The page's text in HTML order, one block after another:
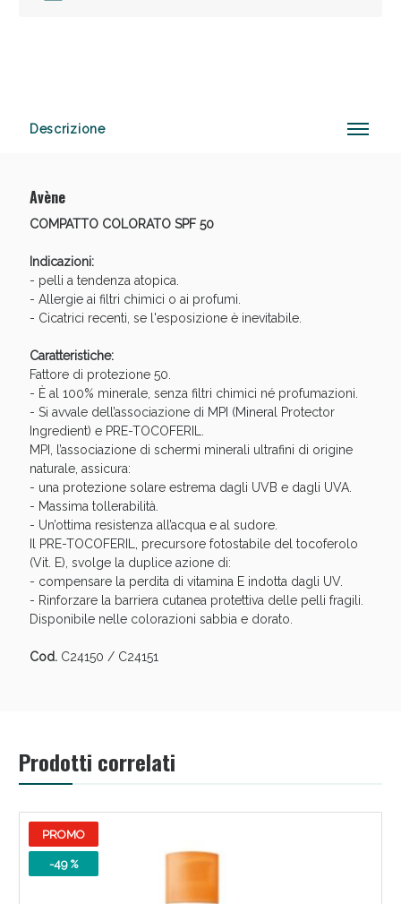
Descrizione
Avène
COMPATTO COLORATO SPF 50
Indicazioni:
- pelli a tendenza atopica.
- Allergie ai filtri chimici o ai profumi.
- Cicatrici recenti, se l'esposizione è inevitabile.
Caratteristiche:
Fattore di protezione 50.
- È al 100% minerale, senza filtri chimici né profumazioni.
- Si avvale dell’associazione di MPI (Mineral Protector
Ingredient) e PRE-TOCOFERIL.
MPI, l’associazione di schermi minerali ultrafini di origine
naturale, assicura:
- una protezione solare estrema dagli UVB e dagli UVA.
- Massima tollerabilità.
- Un’ottima resistenza all’acqua e al sudore.
Il PRE-TOCOFERIL, precursore fotostabile del tocoferolo
(Vit. E), svolge la duplice azione di:
- compensare la perdita di vitamina E indotta dagli UV.
- Rinforzare la barriera cutanea protettiva delle pelli fragili.
Disponibile nelle colorazioni sabbia e dorato.
Cod.C24150 / C24151
Prodotti correlati
PROMO
-49 %
Sconto fino al 55% disponibile oggi!
Vie Urinarie e Prostata: Sconti fino al 45% oggi!